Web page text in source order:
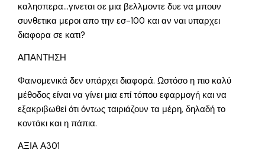
καλησπερα…γινεται σε μια βελλμοντε δυε να μπουν
συνθετικα μεροι απο την εσ-100 και αν ναι υπαρχει
διαφορα σε κατι?
ΑΠΑΝΤΗΣΗ
Φαινομενικά δεν υπάρχει διαφορά. Ωστόσο η πιο καλύ
μέθοδος είναι να γίνει μια επί τόπου εφαρμογή και να
εξακριβωθεί ότι όντως ταιριάζουν τα μέρη, δηλαδή το
κοντάκι και η πάπια.
ΑΞΙΑ Α301